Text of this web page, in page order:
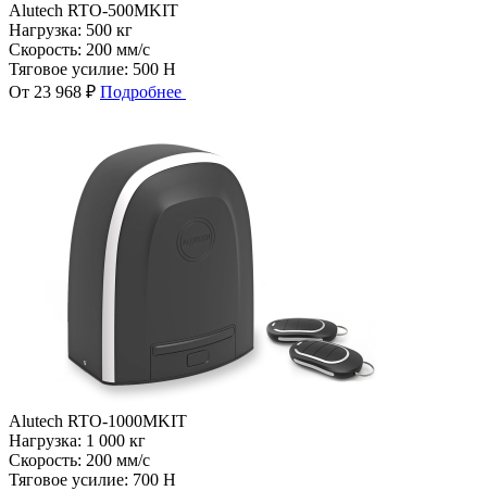
Alutech RTO-500MKIT
Нагрузка: 500 кг
Скорость: 200 мм/с
Тяговое усилие: 500 Н
От 23 968 ₽ Подробнее
Alutech RTO-1000MKIT
Нагрузка: 1 000 кг
Скорость: 200 мм/с
Тяговое усилие: 700 Н